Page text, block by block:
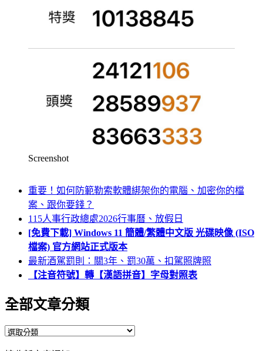
Screenshot
重要！如何防範勒索軟體綁架你的電腦、加密你的檔
案、跟你要錢？
115人事行政總處2026行事曆、放假日
[免費下載] Windows 11 簡體/繁體中文版 光碟映像 (ISO
檔案) 官方網站正式版本
最新酒駕罰則：關3年、罰30萬、扣駕照牌照
【注音符號】轉【漢語拼音】字母對照表
全部文章分類
全